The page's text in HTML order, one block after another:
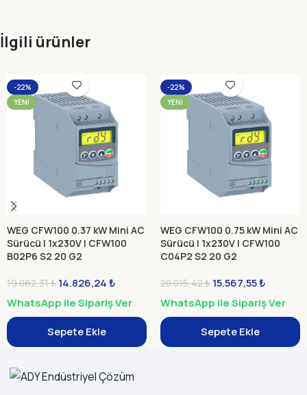
İlgili ürünler
-22%
YENI
WEG CFW100 0.37 kW Mini AC
Sürücü | 1x230V | CFW100
B02P6 S2 20 G2
19.062,31₺ 14.826,24₺
WhatsApp ile Sipariş Ver
Sepete Ekle
-22%
YENI
WEG CFW100 0.75 kW Mini AC
Sürücü | 1x230V | CFW100
C04P2 S2 20 G2
20.015,42₺ 15.567,55₺
WhatsApp ile Sipariş Ver
Sepete Ekle